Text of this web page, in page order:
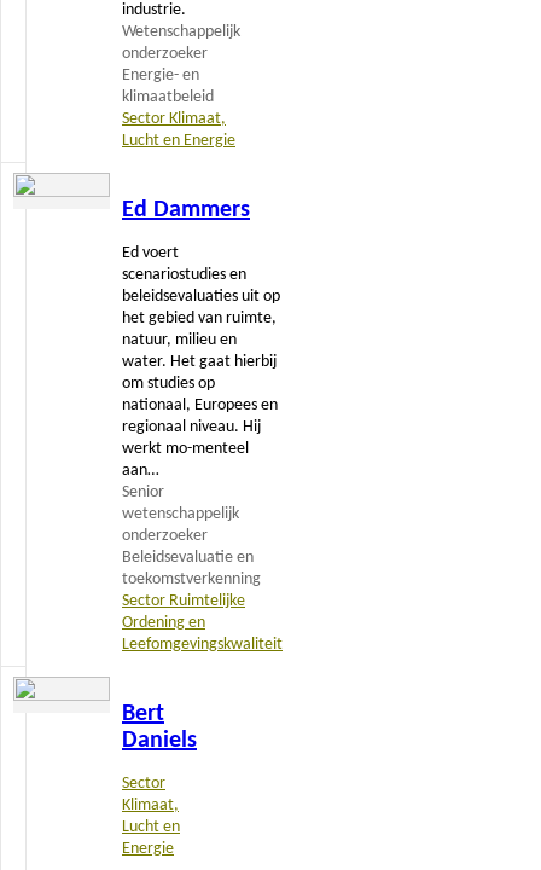
industrie.
Wetenschappelijk
onderzoeker
Energie- en
klimaatbeleid
Sector Klimaat,
Lucht en Energie
Ed Dammers
Ed voert
scenariostudies en
beleidsevaluaties uit op
het gebied van ruimte,
natuur, milieu en
water. Het gaat hierbij
om studies op
nationaal, Europees en
regionaal niveau. Hij
werkt mo-menteel
aan…
Senior
wetenschappelijk
onderzoeker
Beleidsevaluatie en
toekomstverkenning
Sector Ruimtelijke
Ordening en
Leefomgevingskwaliteit
Lees
Bert
Daniels
Sector
Klimaat,
Lucht en
Energie
Lees